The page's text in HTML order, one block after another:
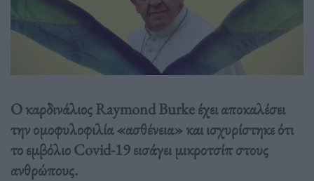
Ο καρδινάλιος Raymond Burke έχει αποκαλέσει
την ομοφυλοφιλία «ασθένεια» και ισχυρίστηκε ότι
το εμβόλιο Covid-19 εισάγει μικροτσίπ στους
ανθρώπους.